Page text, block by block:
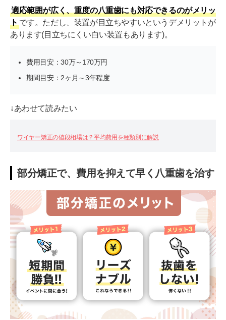
適応範囲が広く、重度の八重歯にも対応できるのがメリッ
ト です。ただし、装置が目立ちやすいというデメリットが
あります(目立ちにくい白い装置もあります)。
費用目安：30万～170万円
期間目安：2ヶ月～3年程度
↓あわせて読みたい
ワイヤー矯正の値段相場は？平均費用を種類別に解説
部分矯正で、費用を抑えて早く八重歯を治す